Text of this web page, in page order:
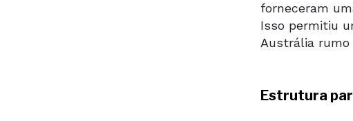
forneceram
Isso permitiu
Austrália
Estrutura